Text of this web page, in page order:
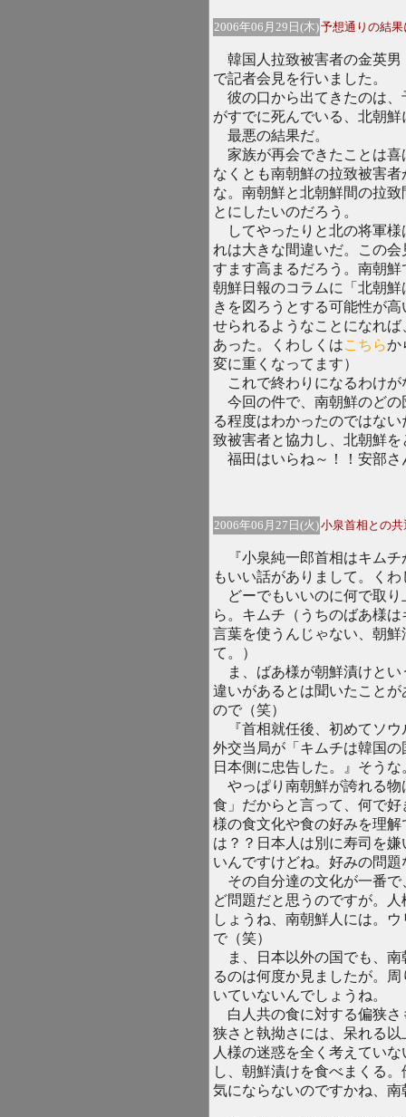
2006年06月29日(木)予想通りの結
韓国人拉致被害者の金英男
で記者会見を行いました。
彼の口から出てきたのは、
がすでに死んでいる、北朝
最悪の結果だ。
家族が再会できたことは喜
なくとも南朝鮮の拉致被害
な。南朝鮮と北朝鮮間の拉
とにしたいのだろう。
してやったりと北の将軍様
れは大きな間違いだ。この
すます高まるだろう。南朝
朝鮮日報のコラムに「北朝
きを図ろうとする可能性が
せられるようなことになれ
あった。くわしくはこちらか
変に重くなってます）
これで終わりになるわけが
今回の件で、南朝鮮のどの
る程度はわかったのではな
致被害者と協力し、北朝鮮
福田はいらね～！！安部さ
2006年06月27日(火)小泉首相との共
『小泉純一郎首相はキムチ
もいい話がありまして。くわ
どーでもいいのに何で取り
ら。キムチ（うちのばあ様
言葉を使うんじゃない、朝
て。）
ま、ばあ様が朝鮮漬けとい
違いがあるとは聞いたこと
ので（笑）
『首相就任後、初めてソウ
外交当局が「キムチは韓国
日本側に忠告した。』そうな
やっぱり南朝鮮が誇れる物
食」だからと言って、何で
様の食文化や食の好みを理
は？？日本人は別に寿司を
いんですけどね。好みの問
その自分達の文化が一番で
ど問題だと思うのですが。
しょうね、南朝鮮人には。
で（笑）
ま、日本以外の国でも、南
るのは何度か見ましたが。
いていないんでしょうね。
白人共の食に対する偏狭さ
狭さと執拗さには、呆れる
人様の迷惑を全く考えてい
し、朝鮮漬けを食べまくる
気にならないのですかね、南